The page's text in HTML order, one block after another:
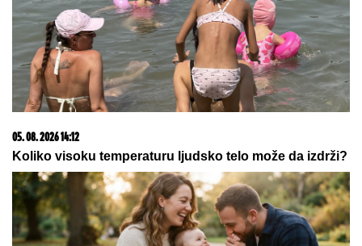
05. 08. 2026 14:12
Koliko visoku temperaturu ljudsko telo može da izdrži?